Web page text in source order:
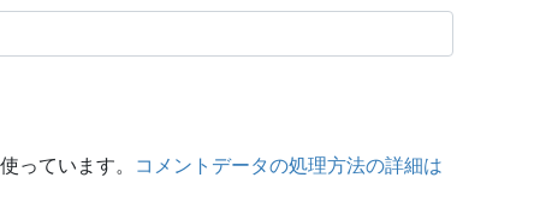
っています。
コメントデータの処理方法の詳細は